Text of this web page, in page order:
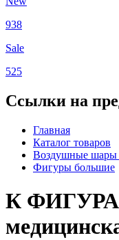
938
Sale
525
Ссылки на
Главная
Каталог товаров
Воздушные шары
Фигуры большие
К ФИГУРА